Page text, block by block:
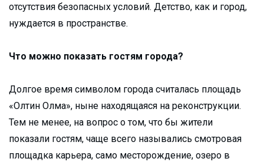
отсутствия безопасных условий. Детство, как и город,
нуждается в пространстве.
Что можно показать гостям города?
Долгое время символом города считалась площадь
«Олтин Олма», ныне находящаяся на реконструкции.
Тем не менее, на вопрос о том, что бы жители
показали гостям, чаще всего назывались смотровая
площадка карьера, само месторождение, озеро в